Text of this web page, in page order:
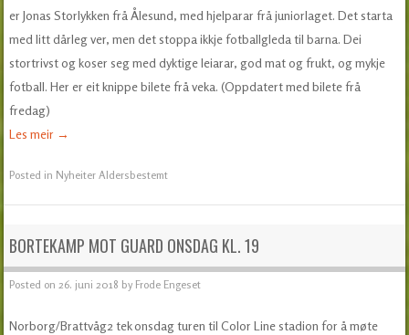
er Jonas Storlykken frå Ålesund, med hjelparar frå juniorlaget. Det starta
med litt dårleg ver, men det stoppa ikkje fotballgleda til barna. Dei
stortrivst og koser seg med dyktige leiarar, god mat og frukt, og mykje
fotball. Her er eit knippe bilete frå veka. (Oppdatert med bilete frå
fredag)
Les meir →
Posted in Nyheiter Aldersbestemt
BORTEKAMP MOT GUARD ONSDAG KL. 19
Posted on26. juni 2018 by Frode Engeset
Norborg/Brattvåg2 tek onsdag turen til Color Line stadion for å møte